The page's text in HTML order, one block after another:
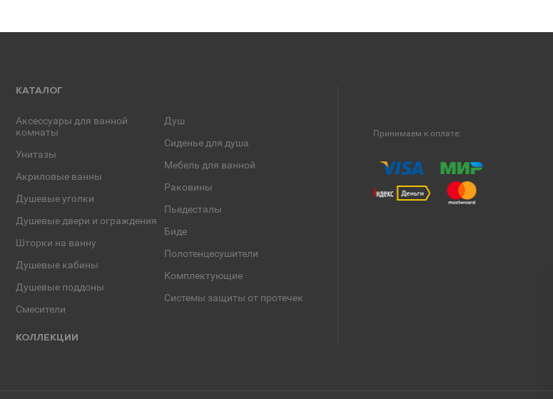
КАТАЛОГ
Аксессуары для ванной
комнаты
Унитазы
Акриловые ванны
Душевые уголки
Душевые двери и ограждения
Шторки на ванну
Душевые кабины
Душевые поддоны
Смесители
Душ
Сиденье для душа
Мебель для ванной
Раковины
Пьедесталы
Биде
Полотенцесушители
Комплектующие
Системы защиты от протечек
КОЛЛЕКЦИИ
Принимаем к оплате: